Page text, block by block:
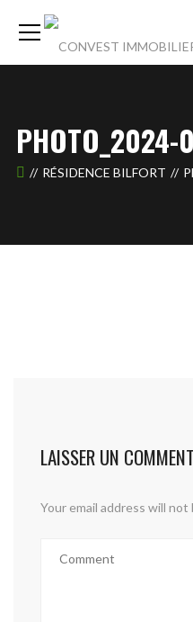
RÉSIDENCE BILFORT
LAISSER UN
Your email address will not